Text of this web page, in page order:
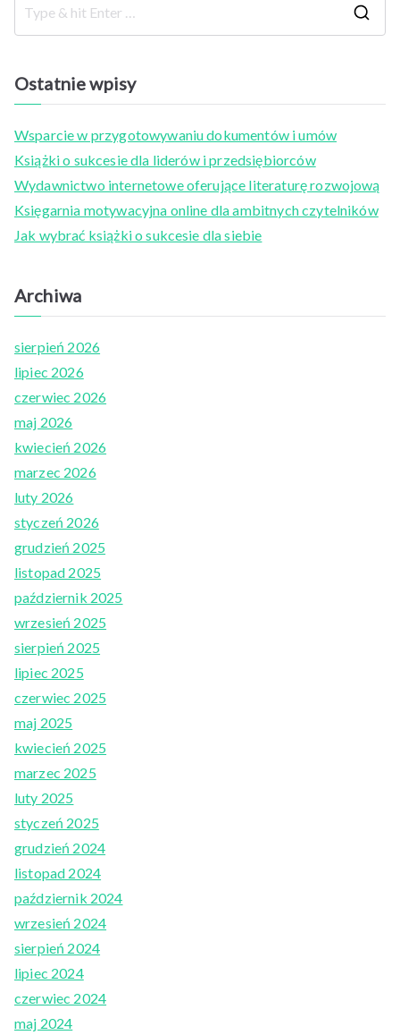
Ostatnie wpisy
Wsparcie w przygotowywaniu dokumentów i umów
Książki o sukcesie dla liderów i przedsiębiorców
Wydawnictwo internetowe oferujące literaturę rozwojową
Księgarnia motywacyjna online dla ambitnych czytelników
Jak wybrać książki o sukcesie dla siebie
Archiwa
sierpień 2026
lipiec 2026
czerwiec 2026
maj 2026
kwiecień 2026
marzec 2026
luty 2026
styczeń 2026
grudzień 2025
listopad 2025
październik 2025
wrzesień 2025
sierpień 2025
lipiec 2025
czerwiec 2025
maj 2025
kwiecień 2025
marzec 2025
luty 2025
styczeń 2025
grudzień 2024
listopad 2024
październik 2024
wrzesień 2024
sierpień 2024
lipiec 2024
czerwiec 2024
maj 2024